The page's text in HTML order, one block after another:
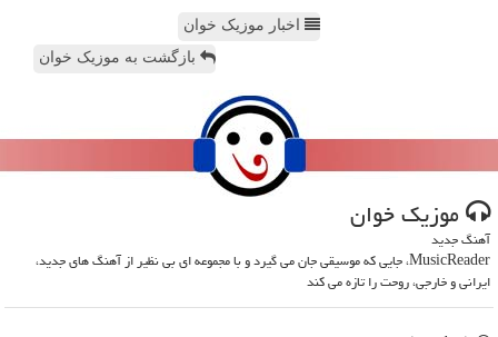
اخبار موزیک خوان
بازگشت به موزیک خوان
موزیك خوان
آهنگ جدید
MusicReader، جایی که موسیقی جان می گیرد و با مجموعه ای بی نظیر از آهنگ های جدید،
ایرانی و خارجی، روحت را تازه می کند